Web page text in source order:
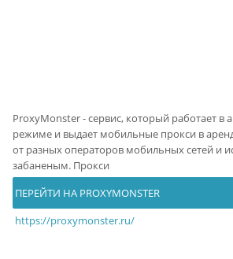
ProxyMonster - сервис, который работает в
режиме и выдает мобильные прокси в
от разных операторов мобильных сетей и
забаненым. Прокси
ПЕРЕЙТИ НА PROXYMONSTER
https://proxymonster.ru/